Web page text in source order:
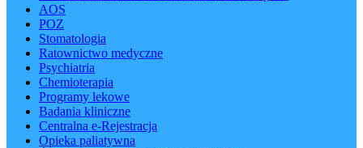
AOS
POZ
Stomatologia
Ratownictwo medyczne
Psychiatria
Chemioterapia
Programy lekowe
Badania kliniczne
Centralna e-Rejestracja
Opieka paliatywna